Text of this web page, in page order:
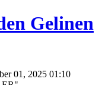
Gelinen
01, 2025 01:10